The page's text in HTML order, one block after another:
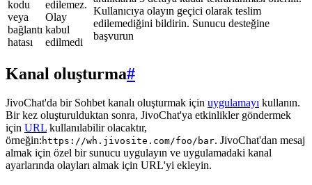
kodu
veya
bağlantı
hatası
edilemez.
Olay
kabul
edilmedi
Kullanıcıya olayın geçici olarak teslim
edilemediğini bildirin. Sunucu desteğine
başvurun
Kanal oluşturma#
JivoChat'da bir Sohbet kanalı oluşturmak için uygulamayı kullanın.
Bir kez oluşturulduktan sonra, JivoChat'ya etkinlikler göndermek
için URL kullanılabilir olacaktır,
örneğin: https://wh.jivosite.com/foo/bar. JivoChat'dan mesaj
almak için özel bir sunucu uygulayın ve uygulamadaki kanal
ayarlarında olayları almak için URL'yi ekleyin.